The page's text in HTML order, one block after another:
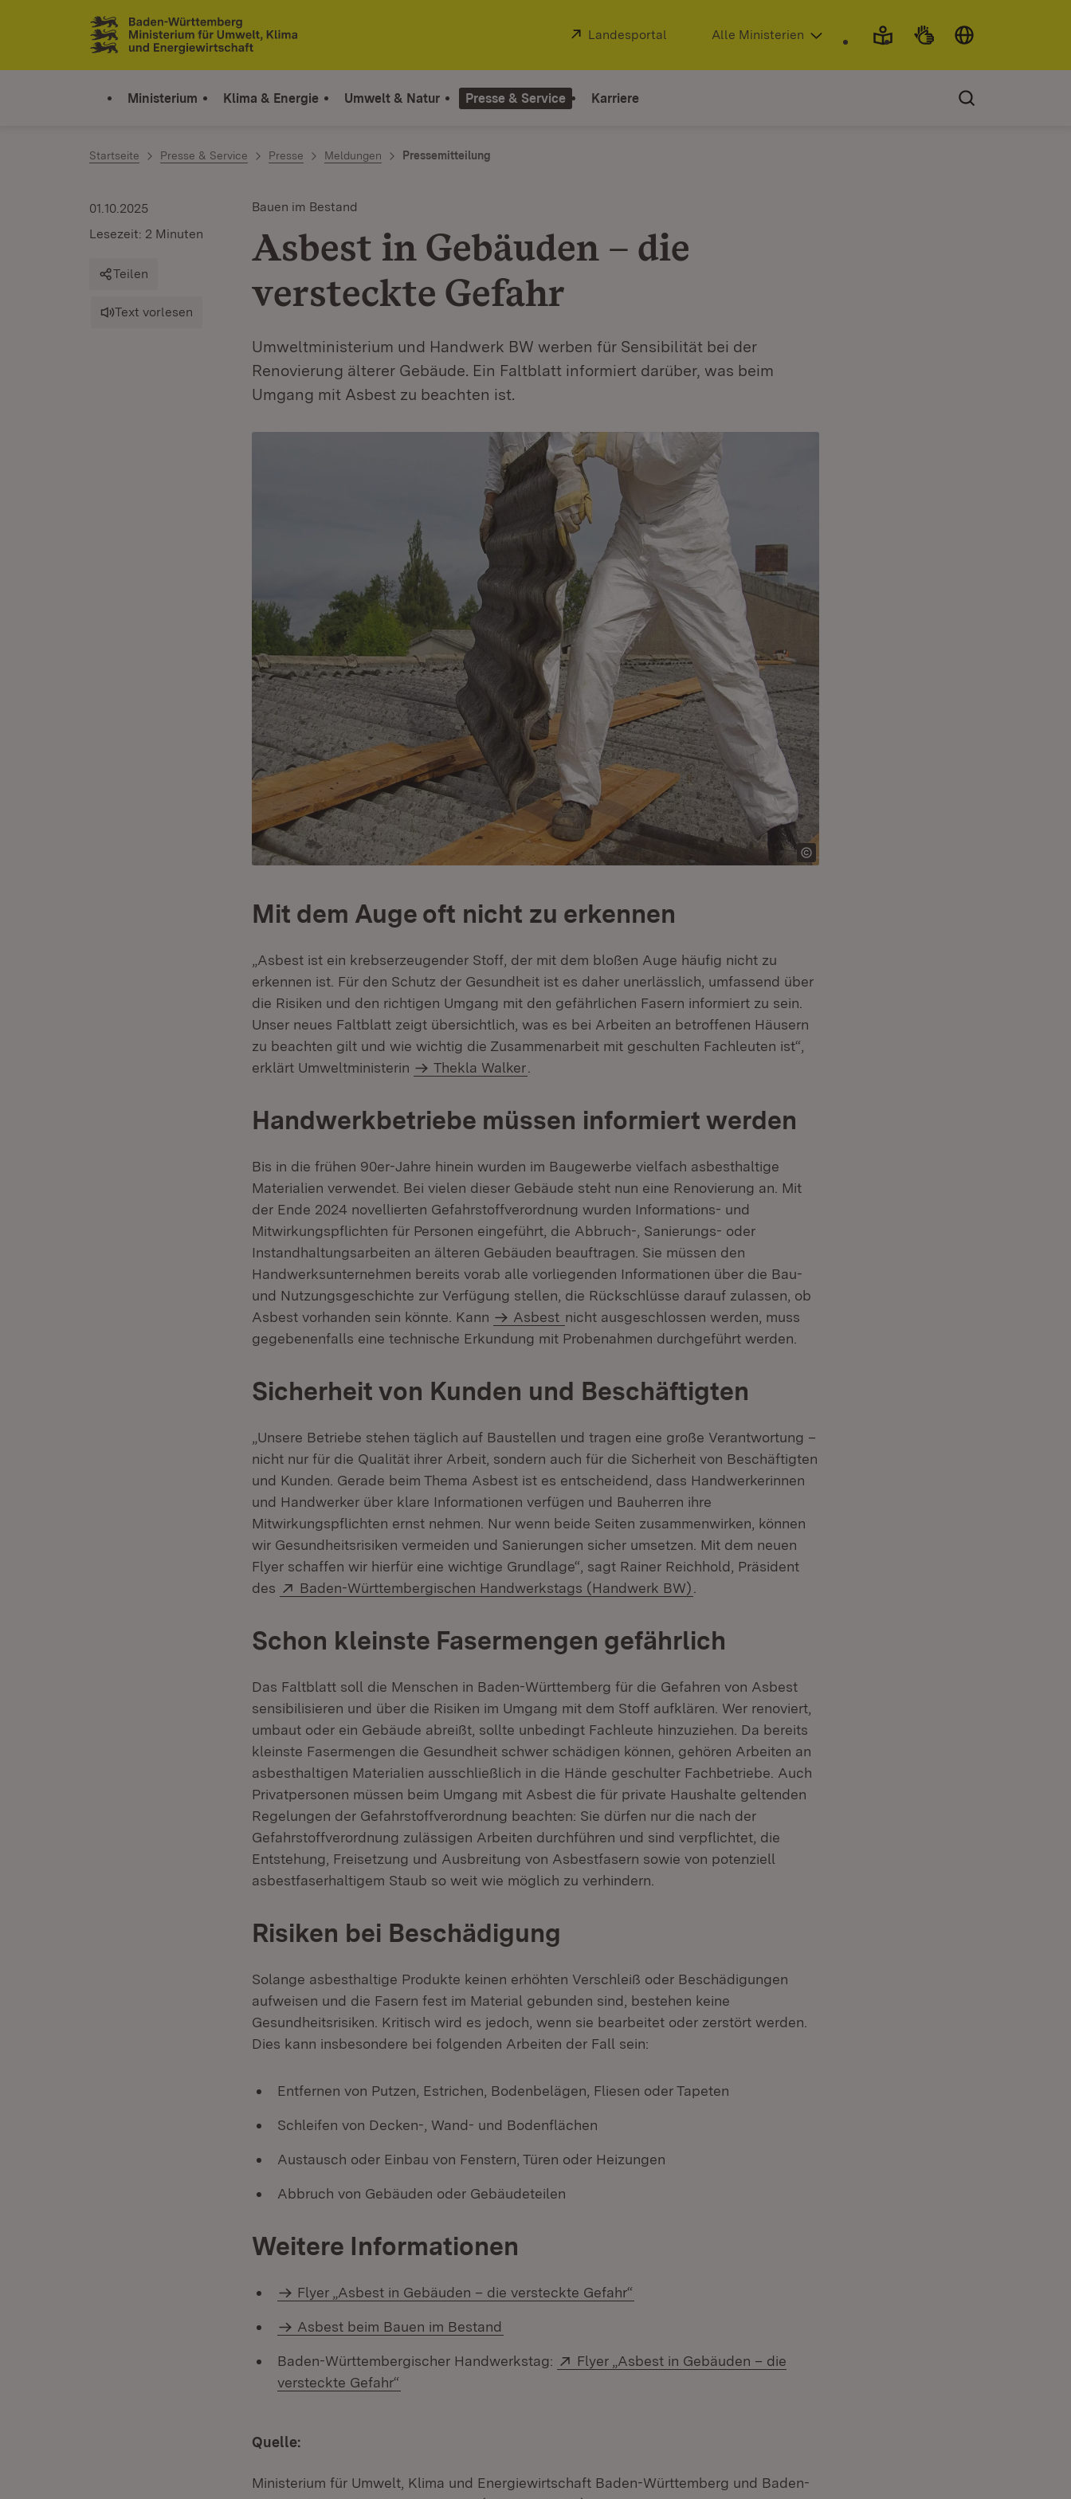
Zum Inhalt springen
Link zur Startseite
Extern:
Landesportal (Öffnet in neuem Fenster)
Alle Ministerien
Ministerium Klima & Energie Umwelt & Natur Presse & Service Karriere
Startseite Presse & Service Presse Meldungen Pressemitteilung
Bauen im Bestand
Asbest in Gebäuden – die
versteckte Gefahr
Umweltministerium und Handwerk BW werben für Sensibilität bei der
Renovierung älterer Gebäude. Ein Faltblatt informiert darüber, was beim
Umgang mit Asbest zu beachten ist.
01.10.2025
Lesezeit: 2 Minuten
Teilen
Text vorlesen
Mit dem Auge oft nicht zu erkennen
„Asbest ist ein krebserzeugender Stoff, der mit dem bloßen Auge häufig nicht zu
erkennen ist. Für den Schutz der Gesundheit ist es daher unerlässlich, umfassend über
die Risiken und den richtigen Umgang mit den gefährlichen Fasern informiert zu sein.
Unser neues Faltblatt zeigt übersichtlich, was es bei Arbeiten an betroffenen Häusern
zu beachten gilt und wie wichtig die Zusammenarbeit mit geschulten Fachleuten ist“,
erklärt Umweltministerin
Thekla Walker
Handwerkbetriebe müssen informiert werden
Bis in die frühen 90er-Jahre hinein wurden im Baugewerbe vielfach asbesthaltige
Materialien verwendet. Bei vielen dieser Gebäude steht nun eine Renovierung an. Mit
der Ende 2024 novellierten Gefahrstoffverordnung wurden Informations- und
Mitwirkungspflichten für Personen eingeführt, die Abbruch-, Sanierungs- oder
Instandhaltungsarbeiten an älteren Gebäuden beauftragen. Sie müssen den
Handwerksunternehmen bereits vorab alle vorliegenden Informationen über die Bau-
und Nutzungsgeschichte zur Verfügung stellen, die Rückschlüsse darauf zulassen, ob
Asbest vorhanden sein könnte. Kann
Asbest nicht ausgeschlossen werden, muss
gegebenenfalls eine technische Erkundung mit Probenahmen durchgeführt werden.
Sicherheit von Kunden und Beschäftigten
„Unsere Betriebe stehen täglich auf Baustellen und tragen eine große Verantwortung –
nicht nur für die Qualität ihrer Arbeit, sondern auch für die Sicherheit von Beschäftigten
und Kunden. Gerade beim Thema Asbest ist es entscheidend, dass Handwerkerinnen
und Handwerker über klare Informationen verfügen und Bauherren ihre
Mitwirkungspflichten ernst nehmen. Nur wenn beide Seiten zusammenwirken, können
wir Gesundheitsrisiken vermeiden und Sanierungen sicher umsetzen. Mit dem neuen
Flyer schaffen wir hierfür eine wichtige Grundlage“, sagt Rainer Reichhold, Präsident
des
Extern:
Baden-Württembergischen Handwerkstags (Handwerk BW)
Schon kleinste Fasermengen gefährlich
Das Faltblatt soll die Menschen in Baden-Württemberg für die Gefahren von Asbest
sensibilisieren und über die Risiken im Umgang mit dem Stoff aufklären. Wer renoviert,
umbaut oder ein Gebäude abreißt, sollte unbedingt Fachleute hinzuziehen. Da bereits
kleinste Fasermengen die Gesundheit schwer schädigen können, gehören Arbeiten an
asbesthaltigen Materialien ausschließlich in die Hände geschulter Fachbetriebe. Auch
Privatpersonen müssen beim Umgang mit Asbest die für private Haushalte geltenden
Regelungen der Gefahrstoffverordnung beachten: Sie dürfen nur die nach der
Gefahrstoffverordnung zulässigen Arbeiten durchführen und sind verpflichtet, die
Entstehung, Freisetzung und Ausbreitung von Asbestfasern sowie von potenziell
asbestfaserhaltigem Staub so weit wie möglich zu verhindern.
Risiken bei Beschädigung
Solange asbesthaltige Produkte keinen erhöhten Verschleiß oder Beschädigungen
aufweisen und die Fasern fest im Material gebunden sind, bestehen keine
Gesundheitsrisiken. Kritisch wird es jedoch, wenn sie bearbeitet oder zerstört werden.
Dies kann insbesondere bei folgenden Arbeiten der Fall sein:
Entfernen von Putzen, Estrichen, Bodenbelägen, Fliesen oder Tapeten
Schleifen von Decken-, Wand- und Bodenflächen
Austausch oder Einbau von Fenstern, Türen oder Heizungen
Abbruch von Gebäuden oder Gebäudeteilen
Weitere Informationen
Flyer „Asbest in Gebäuden – die versteckte Gefahr“
Asbest beim Bauen im Bestand
Baden-Württembergischer Handwerkstag: Extern:
Flyer „Asbest in Gebäuden – die
versteckte Gefahr“
Quelle:
Ministerium für Umwelt, Klima und Energiewirtschaft Baden-Württemberg und Baden-